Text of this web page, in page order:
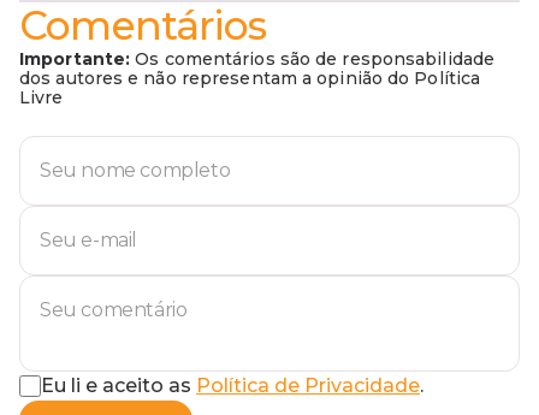
Comentários
Importante: Os comentários são de responsabilidade
dos autores e não representam a opinião do Política
Livre
Eu li e aceito as Política de Privacidade.